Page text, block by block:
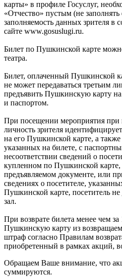
карты» в профиле Госуслуг,
«Отчество» пустым (не заполнять
заполняемость данных зрителя в
сайте www.gosuslugi.ru.
Билет по Пушкинской карте
театра.
Билет, оплаченный Пушкинской
не может передаваться третьим
предъявить Пушкинскую карту на
и паспортом.
При посещении мероприятия при
личность зрителя
на его Пушкинской карте, а
указанных на билете, с
несоответствии сведений о
купленном по Пушкинской
предъявляемом документе, или
сведениях о посетителе,
Пушкинской карте, посетитель не
зал.
При возврате билета менее чем за
Пушкинскую карту из
штраф согласно Правилам
приобретенный в рамках акций,
Обращаем Ваше внимание, что
суммируются.